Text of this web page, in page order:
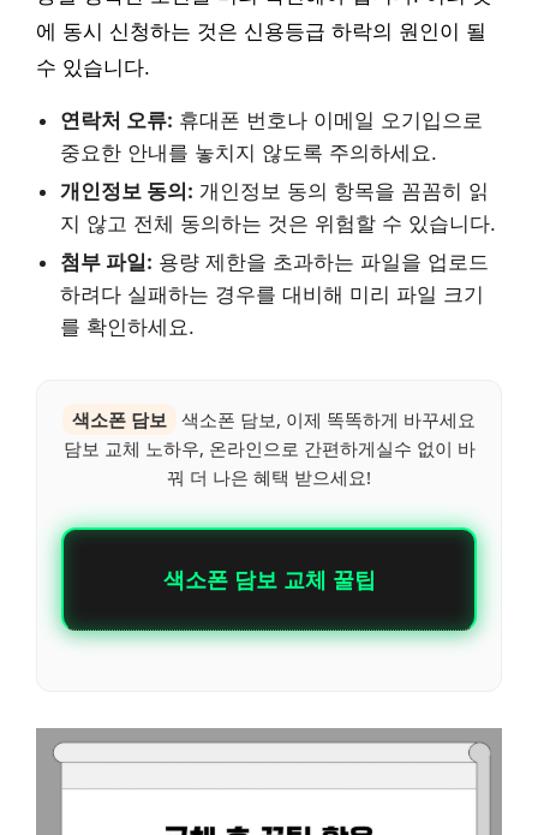
에 동시 신청하는 것은 신용등급 하락의 원인이 될
수 있습니다.
연락처 오류: 휴대폰 번호나 이메일 오기입으로
중요한 안내를 놓치지 않도록 주의하세요.
개인정보 동의: 개인정보 동의 항목을 꼼꼼히 읽
지 않고 전체 동의하는 것은 위험할 수 있습니다.
첨부 파일: 용량 제한을 초과하는 파일을 업로드
하려다 실패하는 경우를 대비해 미리 파일 크기
를 확인하세요.
색소폰 담보 색소폰 담보, 이제 똑똑하게 바꾸세요
담보 교체 노하우, 온라인으로 간편하게실수 없이 바
꿔 더 나은 혜택 받으세요!
색소폰 담보 교체 꿀팁